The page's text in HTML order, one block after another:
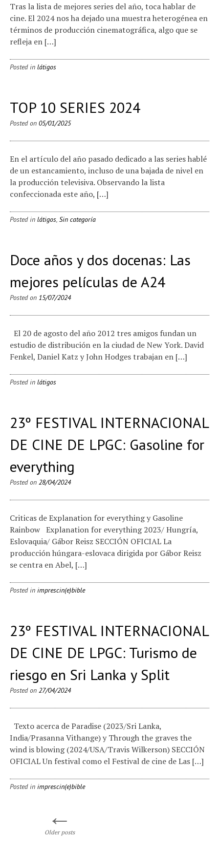
Tras la lista de mejores series del año, toca hablar de
cine. El 2024 nos ha dejado una muestra heterogénea en
términos de producción cinematográfica, algo que se
refleja en […]
Posted in látigos
TOP 10 SERIES 2024
Posted on 05/01/2025
En el artículo del año pasado dedicado a las series hablé
de un estancamiento, incluso de una bajada de nivel en
la producción televisiva. Observando la lista
confeccionada este año, […]
Posted in látigos, Sin categoría
Doce años y dos docenas: Las
mejores películas de A24
Posted on 15/07/2024
El 20 de agosto del año 2012 tres amigos fundan un
estudio de distribución en la ciudad de New York. David
Fenkel, Daniel Katz y John Hodges trabajan en […]
Posted in látigos
23º FESTIVAL INTERNACIONAL
DE CINE DE LPGC: Gasoline for
everything
Posted on 28/04/2024
Criticas de Explanation for everything y Gasoline
Rainbow Explanation for everything 2023/ Hungría,
Eslovaquia/ Gábor Reisz SECCIÓN OFICIAL La
producción húngara-eslovaca dirigida por Gábor Reisz
se centra en Abel, […]
Posted in imprescin(e)bible
23º FESTIVAL INTERNACIONAL
DE CINE DE LPGC: Turismo de
riesgo en Sri Lanka y Split
Posted on 27/04/2024
Texto acerca de Paradise (2023/Sri Lanka,
India/Prasanna Vithange) y Through the graves the
wind is blowing (2024/USA/Travis Wilkerson) SECCIÓN
OFICIAL Un festival como el Festival de cine de Las […]
Posted in imprescin(e)bible
Posts navigation
←
Older posts